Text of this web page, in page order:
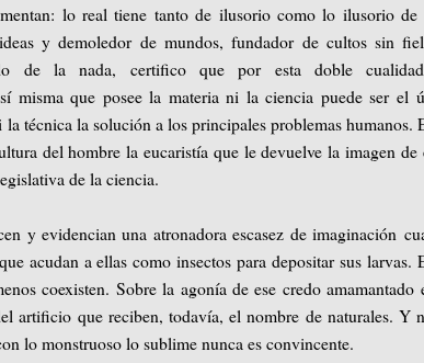
lo real tiene tanto de ilusorio como lo ilusorio de
y demoledor de mundos, fundador de cultos sin
de la nada, certifico que por esta doble
misma que posee la materia ni la ciencia puede ser el
técnica la solución a los principales problemas humanos.
del hombre la eucaristía que le devuelve la imagen de
de la ciencia.
y evidencian una atronadora escasez de imaginación
acudan a ellas como insectos para depositar sus larvas.
coexisten. Sobre la agonía de ese credo amamantado
artificio que reciben, todavía, el nombre de naturales. Y
lo monstruoso lo sublime nunca es convincente.